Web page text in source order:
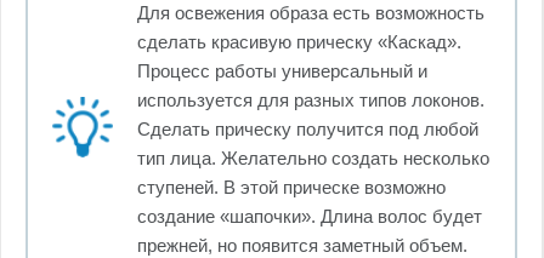
Для освежения образа есть возможность
сделать красивую прическу «Каскад».
Процесс работы универсальный и
используется для разных типов локонов.
Сделать прическу получится под любой
тип лица. Желательно создать несколько
ступеней. В этой прическе возможно
создание «шапочки». Длина волос будет
прежней, но появится заметный объем.